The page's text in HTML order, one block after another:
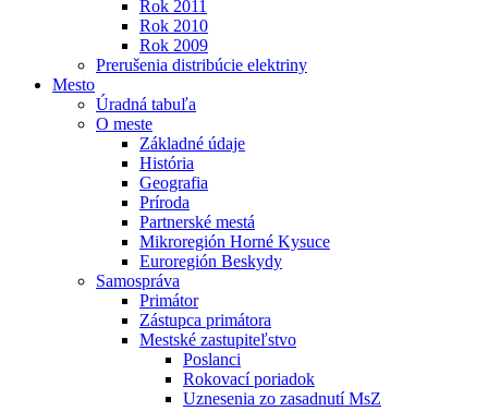
Rok 2011
Rok 2010
Rok 2009
Prerušenia distribúcie elektriny
Mesto
Úradná tabuľa
O meste
Základné údaje
História
Geografia
Príroda
Partnerské mestá
Mikroregión Horné Kysuce
Euroregión Beskydy
Samospráva
Primátor
Zástupca primátora
Mestské zastupiteľstvo
Poslanci
Rokovací poriadok
Uznesenia zo zasadnutí MsZ